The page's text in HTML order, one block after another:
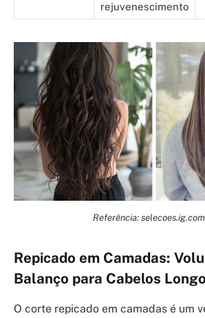
rejuvenescimento
Referência:
Repicado em Camadas:
Balanço para Cabelos
O corte repicado em camadas é um